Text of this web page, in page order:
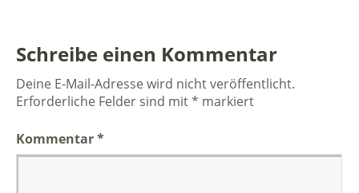
Schreibe einen Kommentar
Deine E-Mail-Adresse wird nicht veröffentlicht.
Erforderliche Felder sind mit* markiert
Kommentar*